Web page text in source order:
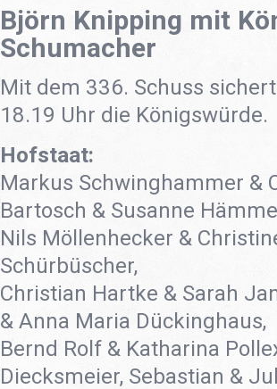
Björn Knipping mit
Schumacher
Mit dem 336. Schuss
18.19 Uhr die Königswürde.
Hofstaat:
Markus Schwinghammer &
Bartosch & Susanne
Nils Möllenhecker &
Schürbüscher,
Christian Hartke & Sarah
& Anna Maria Dückinghaus,
Bernd Rolf & Katharina
Diecksmeier, Sebastian &